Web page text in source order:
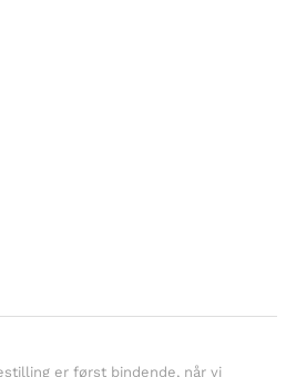
er først bindende, når vi